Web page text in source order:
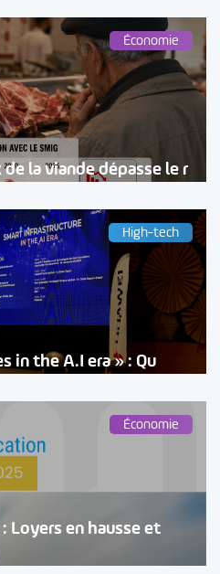
Économie
la viande dépasse le r
High-tech
in the A.I era » : Qu
Économie
Loyers en hausse et